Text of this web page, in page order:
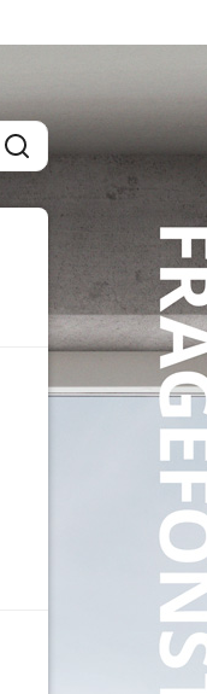
Sök